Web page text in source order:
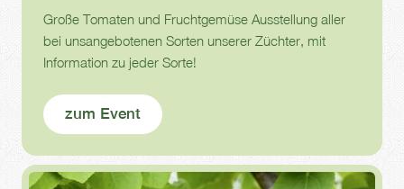
Große Tomaten und Fruchtgemüse Ausstellung aller
bei unsangebotenen Sorten unserer Züchter, mit
Information zu jeder Sorte!
zum Event